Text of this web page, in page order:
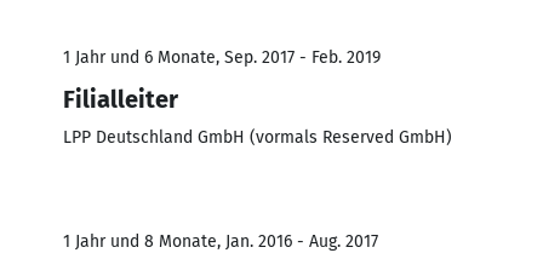
1 Jahr und 6 Monate, Sep. 2017 - Feb. 2019
Filialleiter
LPP Deutschland GmbH (vormals Reserved GmbH)
1 Jahr und 8 Monate, Jan. 2016 - Aug. 2017